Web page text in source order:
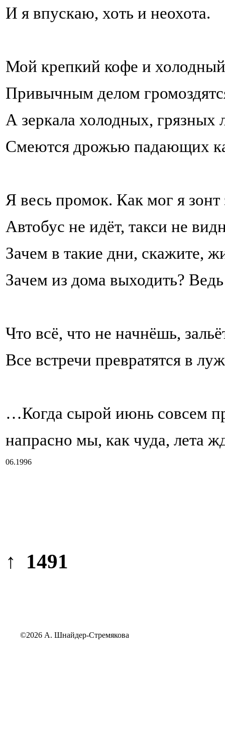
И я впускаю, хоть и неохота.
Мой крепкий кофе и
Привычным делом
А зеркала холодных, грязных
Смеются дрожью падающих
Я весь промок. Как мог я зонт
Автобус не идёт, такси не
Зачем в такие дни, скажите,
Зачем из дома выходить?
Что всё, что не начнёшь,
Все встречи превратятся в
…Когда сырой июнь совсем
напрасно мы, как чуда, лета
06.1996
↑ 1491
©2026 А. Шнайдер-Стремякова